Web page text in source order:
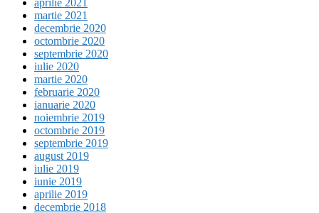
martie 2021
decembrie 2020
octombrie 2020
septembrie 2020
iulie 2020
martie 2020
februarie 2020
ianuarie 2020
noiembrie 2019
octombrie 2019
septembrie 2019
august 2019
iulie 2019
iunie 2019
aprilie 2019
decembrie 2018